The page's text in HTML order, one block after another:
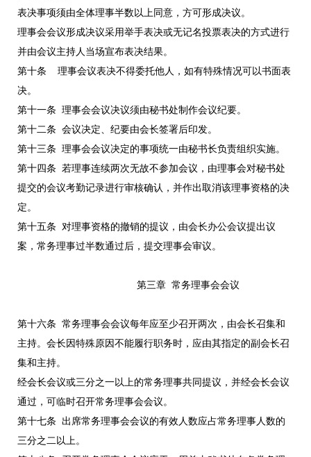
表决事项须由全体理事半数以上同意，方可形成决议。
理事会会议形成决议采用举手表决或无记名投票表决的方式进行
并由会议主持人当场宣布表决结果。
第十条 理事会议表决不得委托他人，如有特殊情况可以书面表
决。
第十一条 理事会会议决议须由秘书处制作会议纪要。
第十二条 会议决定、纪要由会长签署后印发。
第十三条 理事会会议决定的事项统一由秘书长负责组织实施。
第十四条 若理事连续两次无故不参加会议，由理事会对秘书处
提交的会议考勤记录进行审核确认，并作出取消该理事资格的决
定。
第十五条 对理事资格的撤销的提议，由会长办公会议提出议
案，常务理事过半数通过后，提交理事会审议。
第三章 常务理事会会议
第十六条 常务理事会会议每年应至少召开两次，由会长召集和
主持。会长因特殊原因不能履行职务时，应由其指定的副会长召
集和主持。
经会长会议或三分之一以上的常务理事共同提议，并经会长会议
通过，可临时召开常务理事会会议。
第十七条 出席常务理事会会议的有效人数应占常务理事人数的
三分之二以上。